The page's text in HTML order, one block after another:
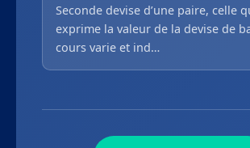
Seconde devise d’une paire, celle
exprime la valeur de la devise de
cours varie et ind…